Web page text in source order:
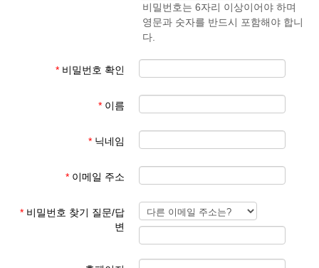
회원 가입 후 회원 승인에 평균 1일이 소요됩니다.
한글학교 회원이 아닌 분들이 특정한 사유로 홈페이지를 이용하기
파리한글학교 홈페이지 관리자
비밀번호는 6자리 이상이어야 하며
영문과 숫자를 반드시 포함해야 합니
다.
* 비밀번호 확인
* 이름
* 닉네임
* 이메일 주소
* 비밀번호 찾기 질문/답
변